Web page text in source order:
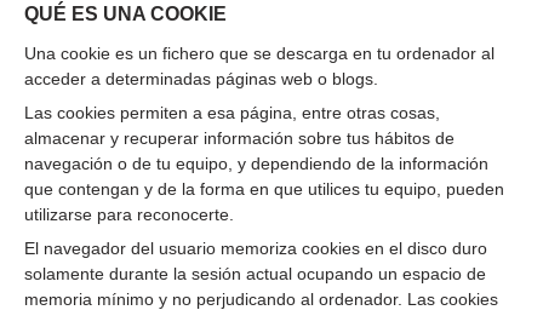
QUÉ ES UNA COOKIE
Una cookie es un fichero que se descarga en tu ordenador al
acceder a determinadas páginas web o blogs.
Las cookies permiten a esa página, entre otras cosas,
almacenar y recuperar información sobre tus hábitos de
navegación o de tu equipo, y dependiendo de la información
que contengan y de la forma en que utilices tu equipo, pueden
utilizarse para reconocerte.
El navegador del usuario memoriza cookies en el disco duro
solamente durante la sesión actual ocupando un espacio de
memoria mínimo y no perjudicando al ordenador. Las cookies